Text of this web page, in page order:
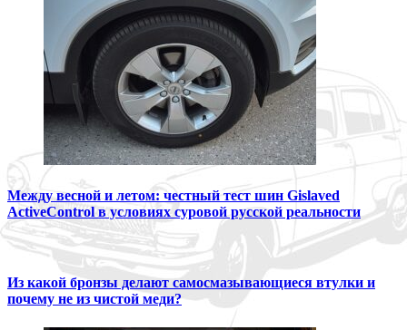
Между весной и летом: честный тест шин Gislaved
ActiveControl в условиях суровой русской реальности
Из какой бронзы делают самосмазывающиеся втулки и
почему не из чистой меди?